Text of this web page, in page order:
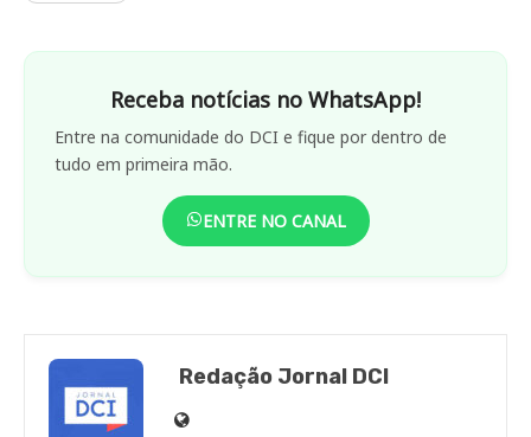
Receba notícias no WhatsApp!
Entre na comunidade do DCI e fique por dentro de
tudo em primeira mão.
ENTRE NO CANAL
Redação Jornal DCI
Site